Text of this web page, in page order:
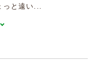
と遠い...